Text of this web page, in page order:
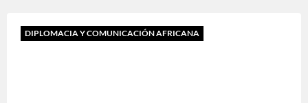
DIPLOMACIA Y COMUNICACIÓN AFRICANA